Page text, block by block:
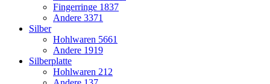
Fingerringe 1837
Andere 3371
Silber
Hohlwaren 5661
Andere 1919
Silberplatte
Hohlwaren 212